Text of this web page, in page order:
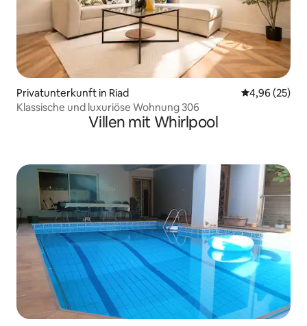
Privatunterkunft in Riad
4,96 (25)
Klassische und luxuriöse Wohnung 306
Villen mit Whirlpool